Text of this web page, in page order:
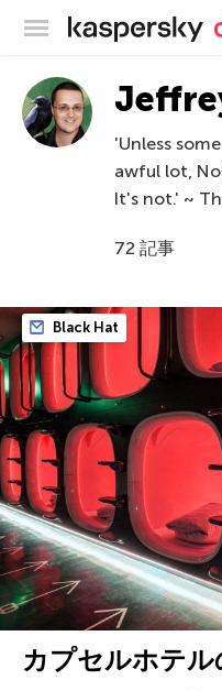
'Unless
awful lot,
It's not.' ~
72 記事
Black Hat
カプセルホテ